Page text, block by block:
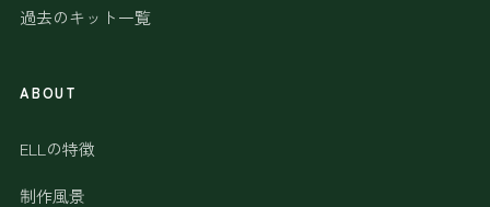
過去のキット一覧
ABOUT
ELLの特徴
制作風景